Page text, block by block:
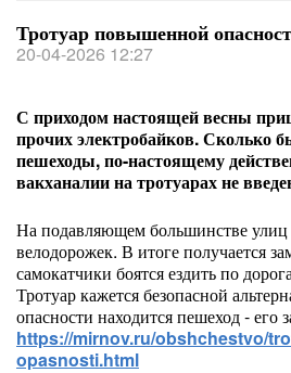
Тротуар повышенной
20-04-2026 12:27
С приходом настоящей весны
прочих электробайков. Сколько
пешеходы, по-настоящему
вакханалии на тротуарах не
На подавляющем большинстве улиц
велодорожек. В итоге получается
самокатчики боятся ездить по
Тротуар кажется безопасной
опасности находится пешеход - его
https://mirnov.ru/obshchestvo/
opasnosti.html